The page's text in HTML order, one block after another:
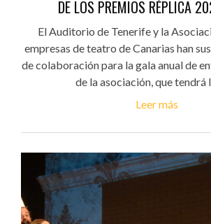
DE LOS PREMIOS RÉPLICA
El Auditorio de Tenerife y la
empresas de teatro de Canarias han
de colaboración para la gala anual de
de la asociación, que tendrá
Leer más